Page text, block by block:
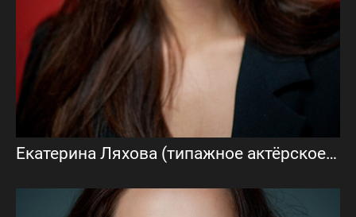
Екатерина Ляхова (типажное актёрское портфолио)